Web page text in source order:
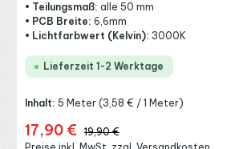
• Teilungsmaß: alle 50 mm
• PCB Breite: 6,6mm
• Lichtfarbwert (Kelvin): 3000K
Lieferzeit 1-2 Werktage
Inhalt:5 Meter(3,58 € / 1 Meter)
Verkaufspreis:
17,90 € Regulärer Preis:
19,90 €